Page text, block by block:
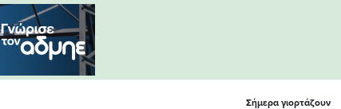
Σήμερα γιορτάζουν